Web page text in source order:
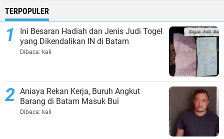
TERPOPULER
Ini Besaran Hadiah dan Jenis Judi Togel
yang Dikendalikan IN di Batam
Dibaca: kali
Aniaya Rekan Kerja, Buruh Angkut
Barang di Batam Masuk Bui
Dibaca: kali